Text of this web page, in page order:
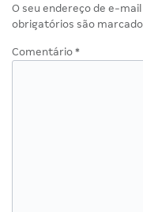
O seu endereço de e-
obrigatórios são
Comentário *